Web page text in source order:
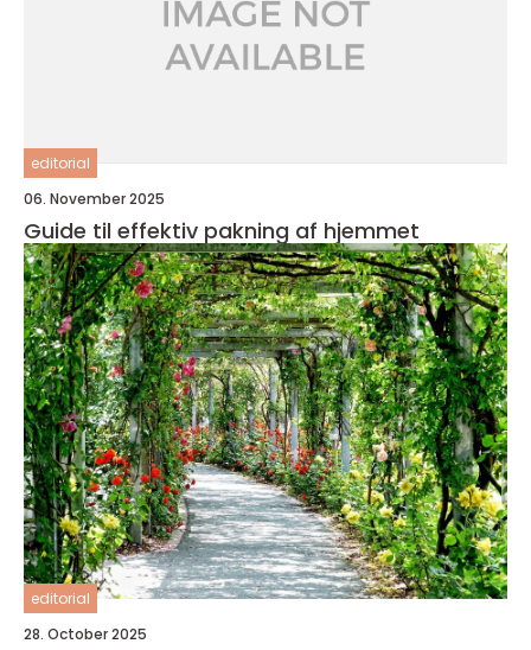
editorial
06. November 2025
Guide til effektiv pakning af hjemmet
editorial
28. October 2025